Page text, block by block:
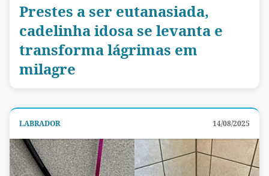
Prestes a ser eutanasiada,
cadelinha idosa se levanta e
transforma lágrimas em
milagre
LABRADOR 14/08/2025